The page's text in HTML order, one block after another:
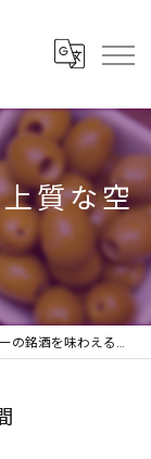
質な空
の銘酒を味わえる上質な空間